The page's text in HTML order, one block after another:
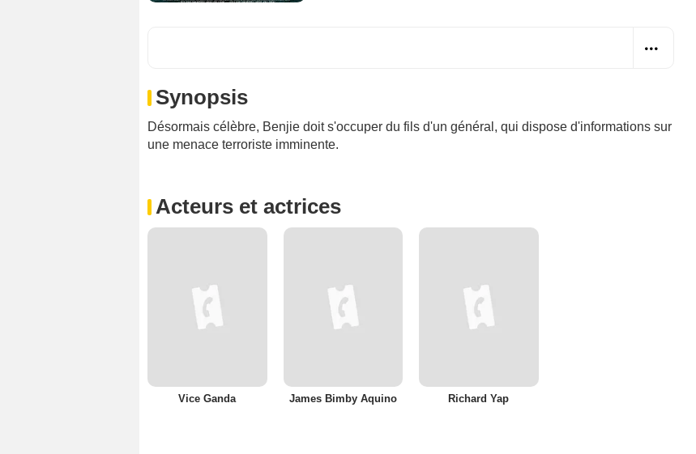
Synopsis
Désormais célèbre, Benjie doit s'occuper du fils d'un général, qui dispose d'informations sur
une menace terroriste imminente.
Acteurs et actrices
Vice Ganda James Bimby Aquino Richard Yap